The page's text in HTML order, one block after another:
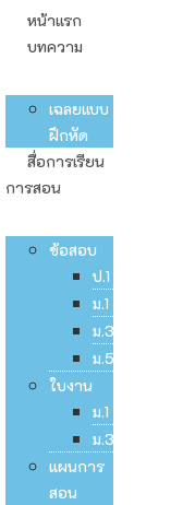
หน้าแรก
บทความ
เฉลยแบบ
ฝึกหัด
สื่อการเรียน
การสอน
ข้อสอบ
ป.1
ม.1
ม.3
ม.5
ใบงาน
ม.1
ม.3
แผนการ
สอน